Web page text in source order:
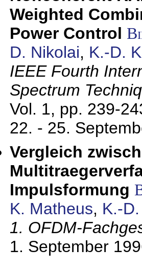
Weighted
Power Control
D. Nikolai, K.-D.
IEEE Fourth
Spectrum
Vol. 1, pp. 239-
22. - 25.
Vergleich
Impulsformung
K. Matheus, K.-
1. OFDM-
1. September